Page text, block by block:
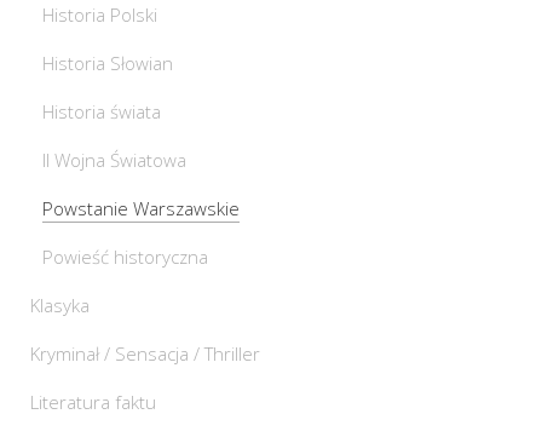
Historia Polski
Historia Słowian
Historia świata
II Wojna Światowa
Powstanie Warszawskie
Powieść historyczna
Klasyka
Kryminał / Sensacja / Thriller
Literatura faktu